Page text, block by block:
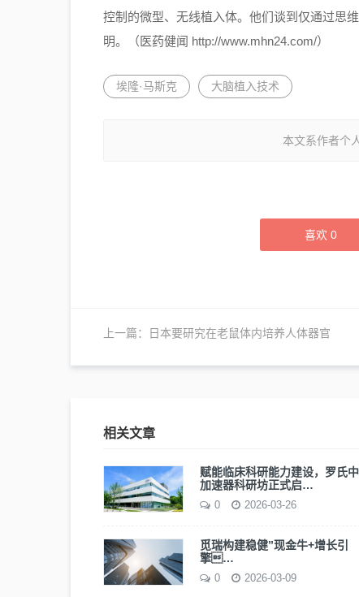
控制的微型、无线植入体。他们谈到仅通过思
明。（医药健闻 http://www.mhn24.com/）
埃隆·马斯克 大脑植入技术
本文系作者个
喜欢 0
上一篇： 日本要研究在老鼠体内培养人体器官
相关文章
赋能临床科研能力建设，罗氏
加速器科研坊正式启…
0 2026-03-26
觅瑞构建稳健”现金牛+增长引
擎…
0 2026-03-09